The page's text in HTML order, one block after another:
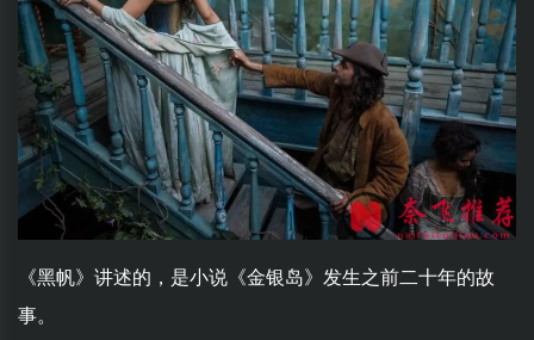
《黑帆》讲述的，是小说《金银岛》发生之前二十年的故
事。